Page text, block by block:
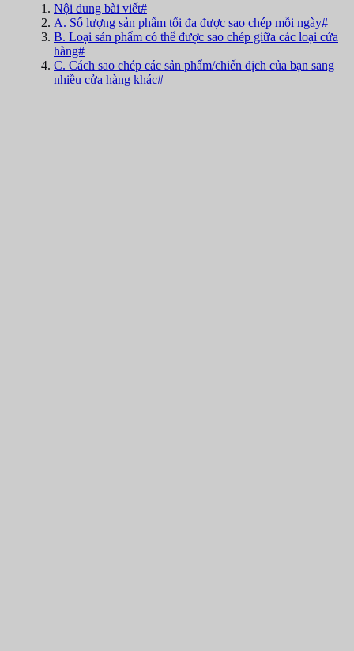
Nội dung bài viết#
A. Số lượng sản phẩm tối đa được sao chép mỗi ngày#
B. Loại sản phẩm có thể được sao chép giữa các loại cửa
hàng#
C. Cách sao chép các sản phẩm/chiến dịch của bạn sang
nhiều cửa hàng khác#